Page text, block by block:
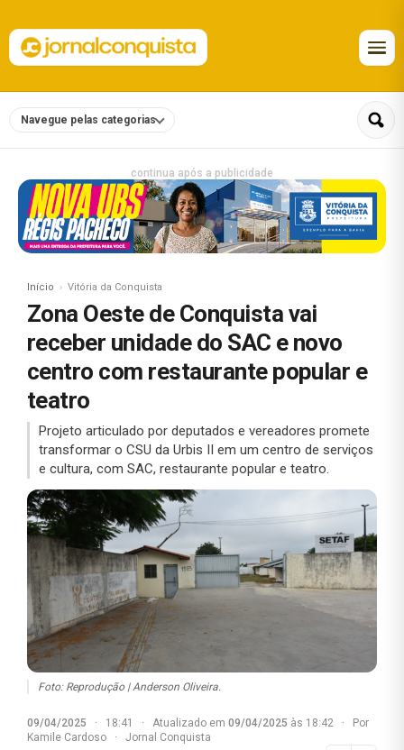
Navegue pelas categorias
continua após a publicidade
Início Vitória da Conquista
Zona Oeste de Conquista vai
receber unidade do SAC e novo
centro com restaurante popular e
teatro
Projeto articulado por deputados e vereadores promete
transformar o CSU da Urbis II em um centro de serviços
e cultura, com SAC, restaurante popular e teatro.
Foto: Reprodução | Anderson Oliveira.
09/04/2025 · 18:41 · Atualizado em 09/04/2025 às 18:42 ·
Por
Kamile Cardoso
· Jornal Conquista